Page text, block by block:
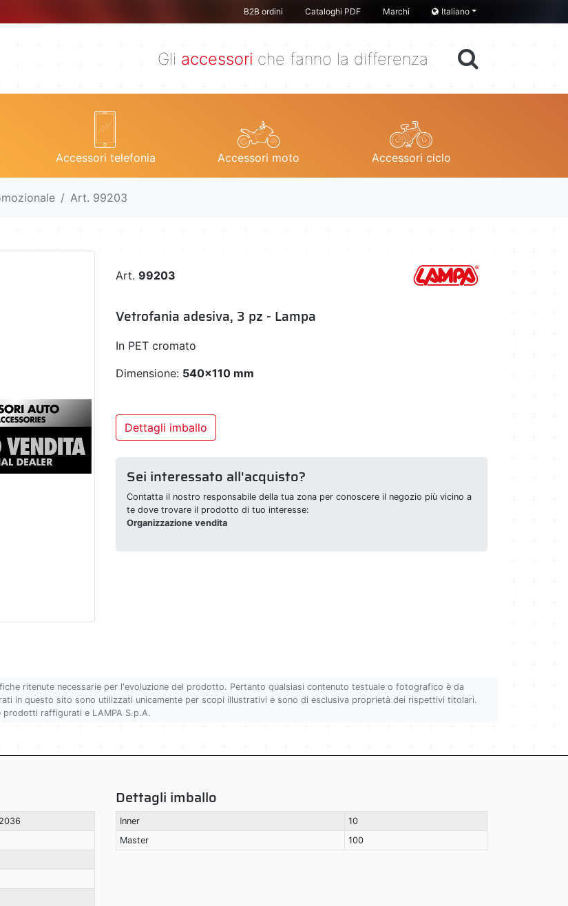
B2B ordini Cataloghi PDF Marchi Italiano
Gli accessori che fanno la differenza
Accessori telefonia Accessori moto Accessori ciclo
Art. 99203
Art. 99203
Vetrofania adesiva, 3 pz - Lampa
In PET cromato
Dimensione: 540x110 mm
Dettagli imballo
Sei interessato all'acquisto?
Contatta il nostro responsabile della tua zona per conoscere il negozio più vicino a
te dove trovare il prodotto di tuo interesse:
Organizzazione vendita
ritenute necessarie per l'evoluzione del prodotto. Pertanto qualsiasi contenuto testuale o fotografico è da
in questo sito sono utilizzati unicamente per scopi illustrativi e sono di esclusiva proprietà dei rispettivi titolari.
raffigurati e LAMPA S.p.A.
Dettagli imballo
Inner
10
Master
100